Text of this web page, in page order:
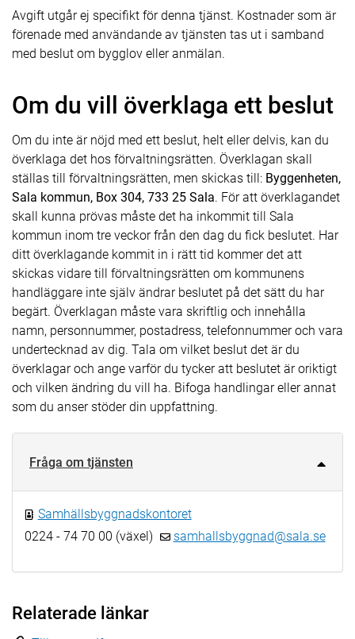
Avgift utgår ej specifikt för denna tjänst. Kostnader som är
förenade med användande av tjänsten tas ut i samband
med beslut om bygglov eller anmälan.
Om du vill överklaga ett beslut
Om du inte är nöjd med ett beslut, helt eller delvis, kan du
överklaga det hos förvaltningsrätten. Överklagan skall
ställas till förvaltningsrätten, men skickas till: Byggenheten,
Sala kommun, Box 304, 733 25 Sala. För att överklagandet
skall kunna prövas måste det ha inkommit till Sala
kommun inom tre veckor från den dag du fick beslutet. Har
ditt överklagande kommit in i rätt tid kommer det att
skickas vidare till förvaltningsrätten om kommunens
handläggare inte själv ändrar beslutet på det sätt du har
begärt. Överklagan måste vara skriftlig och innehålla
namn, personnummer, postadress, telefonnummer och vara
undertecknad av dig. Tala om vilket beslut det är du
överklagar och ange varför du tycker att beslutet är oriktigt
och vilken ändring du vill ha. Bifoga handlingar eller annat
som du anser stöder din uppfattning.
Fråga om tjänsten
Samhällsbyggnadskontoret
0224 - 74 70 00 (växel)
samhallsbyggnad@sala.se
Relaterade länkar